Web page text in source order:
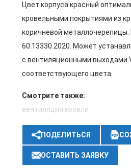
Цвет корпуса красный
кровельными покрытиями из
коричневой
60.13330.2020. Может
с вентиляционными выходами
соответствующего цвета.
Смотрите также:
вентиляция кровли
ПОДЕЛИТЬСЯ
ОСТАВИТЬ ЗАЯВКУ